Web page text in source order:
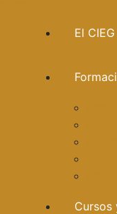
El CIEG
Cursos